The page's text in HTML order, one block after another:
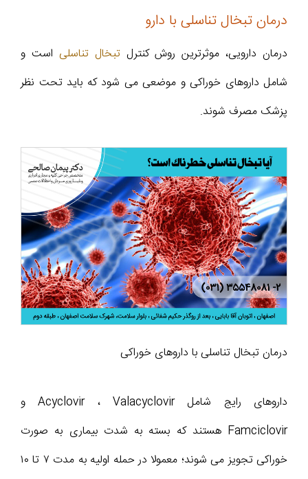
درمان تبخال تناسلی با دارو
درمان دارویی، موثرترین روش کنترلتبخال تناسلی است و
شامل داروهای خوراکی و موضعی می شود که باید تحت نظر
پزشک مصرف شوند.
درمان تبخال تناسلی با داروهای خوراکی
داروهای رایج شامل Acyclovir ، Valacyclovir و
Famciclovir هستند که بسته به شدت بیماری به صورت
خوراکی تجویز می شوند؛ معمولا در حمله اولیه به مدت ۷ تا ۱۰